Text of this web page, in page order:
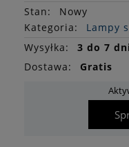
Stan:
Nowy
Kategoria:
Lampy
Wysyłka:
3 do 7 dni
Dostawa:
Gratis